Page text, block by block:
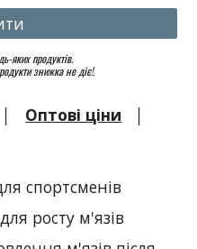
яких продуктів.
знижка не діє!.
│ Оптові ціни │
спортсменів
росту м'язів